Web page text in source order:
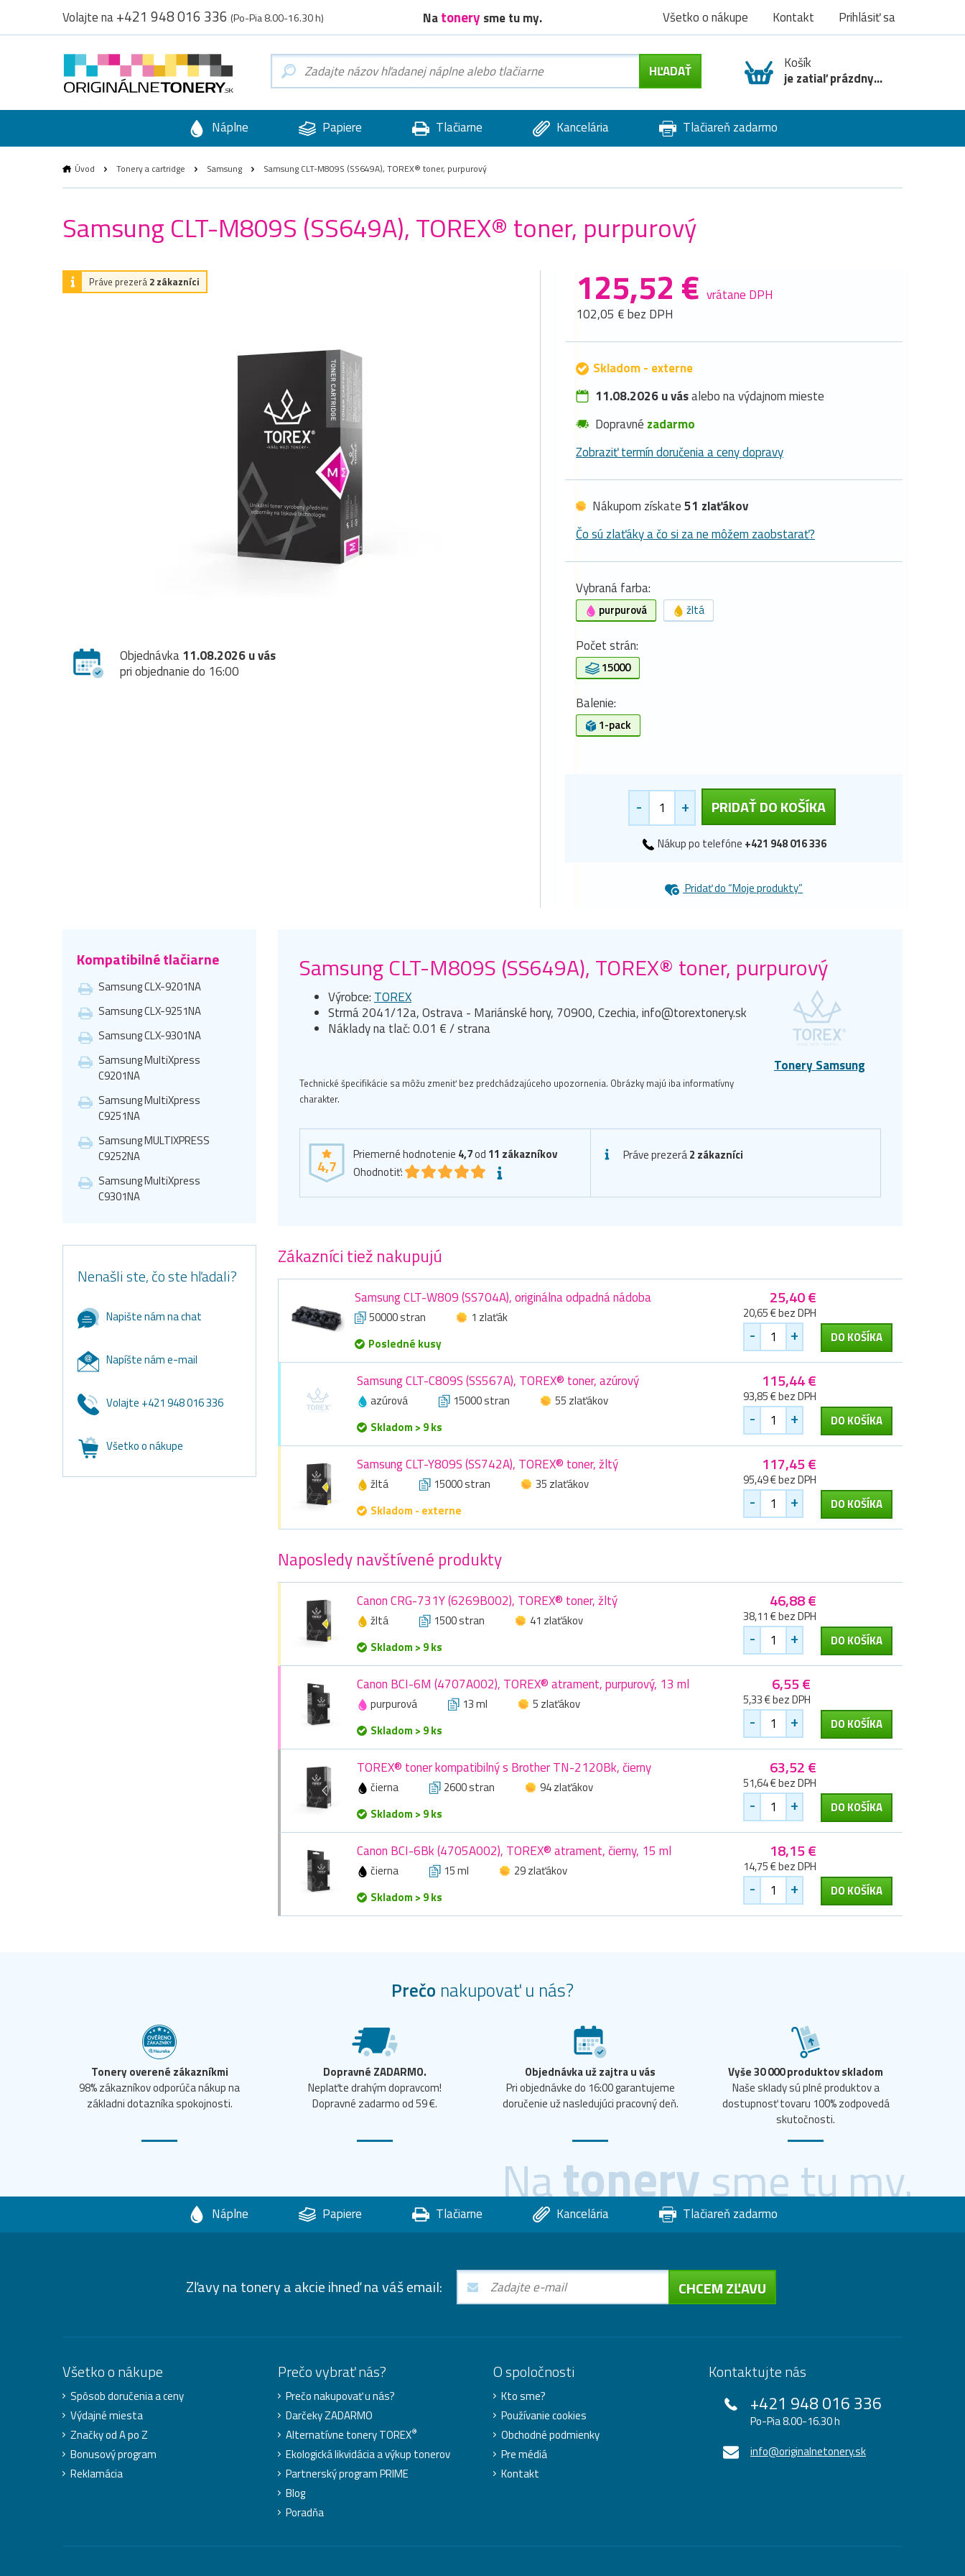
Volajte na+421 948 016 336 (Po-Pia 8.00-16.30 h) Natonery sme tu my. Všetko o nákupe Kontakt Prihlásiť sa
Košík
je zatiaľ prázdny...
Náplne Papiere Tlačiarne Kancelária Tlačiareň zadarmo
Úvod Tonery a cartridge Samsung Samsung CLT-M809S (SS649A), TOREX® toner, purpurový
Samsung CLT-M809S (SS649A), TOREX® toner, purpurový
Práve prezerá 2 zákazníci
Objednávka11.08.2026 u vás
pri objednanie do 16:00
125,52 € vrátane DPH
102,05 € bez DPH
Skladom - externe
11.08.2026 u vásalebo na výdajnom mieste
Dopravné zadarmo
Zobraziť termín doručenia a ceny dopravy
Nákupom získate51 zlaťákov
Čo sú zlaťáky a čo si za ne môžem zaobstarať?
Vybraná farba:
purpurová žltá
Počet strán:
15000
Balenie:
1-pack
- + PRIDAŤ DO KOŠÍKA
Nákup po telefóne +421 948 016 336
Pridať do “Moje produkty”
Kompatibilné tlačiarne
Samsung CLX-9201NA
Samsung CLX-9251NA
Samsung CLX-9301NA
Samsung MultiXpress
C9201NA
Samsung MultiXpress
C9251NA
Samsung MULTIXPRESS
C9252NA
Samsung MultiXpress
C9301NA
Nenašli ste, čo ste hľadali?
Napište nám na chat
Napíšte nám e-mail
Volajte +421 948 016 336
Všetko o nákupe
Samsung CLT-M809S (SS649A), TOREX® toner, purpurový
Tonery Samsung
Výrobce: TOREX
Strmá 2041/12a, Ostrava - Mariánské hory, 70900, Czechia, info@torextonery.sk
Náklady na tlač: 0.01 € / strana
Technické špecifikácie sa môžu zmeniť bez predchádzajúceho upozornenia. Obrázky majú iba informatívny
charakter.
4,7
Priemerné hodnotenie 4,7od 11 zákazníkov
Ohodnotiť:
Práve prezerá2 zákazníci
Zákazníci tiež nakupujú
Samsung CLT-W809 (SS704A), originálna odpadná nádoba
50000 stran
1 zlaťák
Posledné kusy
25,40 €
20,65 € bez DPH
- + DO KOŠÍKA
Samsung CLT-C809S (SS567A), TOREX® toner, azúrový
azúrová 15000 stran
55 zlaťákov
Skladom > 9 ks
115,44 €
93,85 € bez DPH
- + DO KOŠÍKA
Samsung CLT-Y809S (SS742A), TOREX® toner, žltý
žltá 15000 stran
35 zlaťákov
Skladom - externe
117,45 €
95,49 € bez DPH
- + DO KOŠÍKA
Naposledy navštívené produkty
Canon CRG-731Y (6269B002), TOREX® toner, žltý
žltá 1500 stran
41 zlaťákov
Skladom > 9 ks
46,88 €
38,11 € bez DPH
- + DO KOŠÍKA
Canon BCI-6M (4707A002), TOREX® atrament, purpurový, 13 ml
purpurová 13 ml
5 zlaťákov
Skladom > 9 ks
6,55 €
5,33 € bez DPH
- + DO KOŠÍKA
TOREX® toner kompatibilný s Brother TN-2120Bk, čierny
čierna 2600 stran
94 zlaťákov
Skladom > 9 ks
63,52 €
51,64 € bez DPH
- + DO KOŠÍKA
Canon BCI-6Bk (4705A002), TOREX® atrament, čierny, 15 ml
čierna 15 ml
29 zlaťákov
Skladom > 9 ks
18,15 €
14,75 € bez DPH
- + DO KOŠÍKA
Prečo nakupovať u nás?
Tonery overené zákazníkmi
98% zákazníkov odporúča nákup na
základni dotazníka spokojnosti.
Dopravné ZADARMO.
Neplaťte drahým dopravcom!
Dopravné zadarmo od 59 €.
Objednávka už zajtra u vás
Pri objednávke do 16:00 garantujeme
doručenie už nasledujúci pracovný deň.
Vyše 30 000 produktov skladom
Naše sklady sú plné produktov a
dostupnosť tovaru 100% zodpovedá
skutočnosti.
Natonerysme tu my.
Náplne Papiere Tlačiarne Kancelária Tlačiareň zadarmo
Zľavy na tonery a akcie ihneď na váš email: CHCEM ZĽAVU
Všetko o nákupe
Spôsob doručenia a ceny
Výdajné miesta
Značky od A po Z
Bonusový program
Reklamácia
Prečo vybrať nás?
Prečo nakupovať u nás?
Darčeky ZADARMO
Alternatívne tonery TOREX®
Ekologická likvidácia a výkup tonerov
Partnerský program PRIME
Blog
Poradňa
O spoločnosti
Kto sme?
Používanie cookies
Obchodné podmienky
Pre médiá
Kontakt
Kontaktujte nás
+421 948 016 336
Po-Pia 8.00-16.30 h
info@originalnetonery.sk